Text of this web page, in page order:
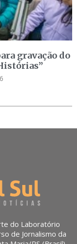
gravação do
do Laboratório
de Jornalismo da